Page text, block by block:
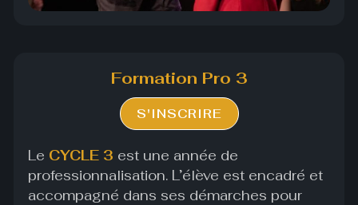
Formation Pro 3
S'INSCRIRE
Le CYCLE 3 est une année de
professionnalisation. L’élève est encadré et
accompagné dans ses démarches pour